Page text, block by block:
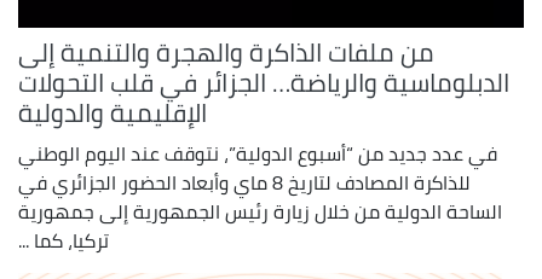
من ملفات الذاكرة والهجرة والتنمية إلى
الدبلوماسية والرياضة… الجزائر في قلب التحولات
الإقليمية والدولية
في عدد جديد من “أسبوع الدولية”، نتوقف عند اليوم الوطني
للذاكرة المصادف لتاريخ 8 ماي وأبعاد الحضور الجزائري في
الساحة الدولية من خلال زيارة رئيس الجمهورية إلى جمهورية
تركيا، كما ...